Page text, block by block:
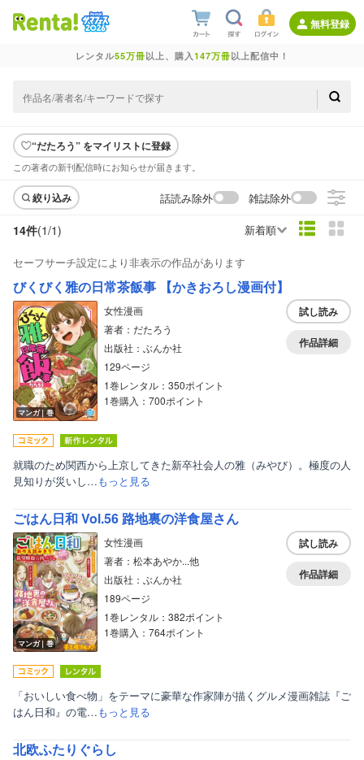
無料登録
レンタル55万冊以上、購入147万冊以上配信中！
“だたろう” をマイリストに登録
この著者の新刊配信時にお知らせが届きます。
絞り込み 話読み除外 雑誌除外
14件(1/1) 新着順
セーフサーチ設定により非表示の作品があります
びくびく雅の日常茶飯事 【かきおろし漫画付】
マンガ｜巻
女性漫画
著者：だたろう
出版社：ぶんか社
129ページ
1巻レンタル：350ポイント
1巻購入：700ポイント
試し読み
作品詳細
就職のため関西から上京してきた新卒社会人の雅（みやび）。極度の人
見知りが災いし…もっと見る
ごはん日和 Vol.56 路地裏の洋食屋さん
マンガ｜巻
女性漫画
著者：松本あやか...他
出版社：ぶんか社
189ページ
1巻レンタル：382ポイント
1巻購入：764ポイント
試し読み
作品詳細
「おいしい食べ物」をテーマに豪華な作家陣が描くグルメ漫画雑誌『ご
はん日和』の電…もっと見る
北欧ふたりぐらし